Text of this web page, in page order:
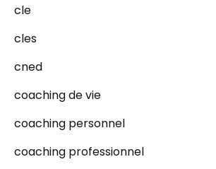
cle
cles
cned
coaching de vie
coaching personnel
coaching professionnel